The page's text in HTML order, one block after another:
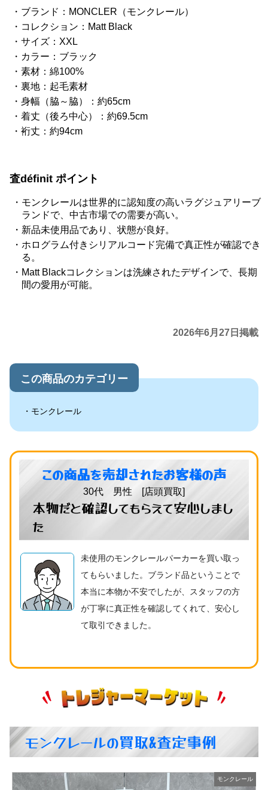
ブランド：MONCLER（モンクレール）
コレクション：Matt Black
サイズ：XXL
カラー：ブラック
素材：綿100%
裏地：起毛素材
身幅（脇～脇）：約65cm
着丈（後ろ中心）：約69.5cm
裄丈：約94cm
査définit ポイント
モンクレールは世界的に認知度の高いラグジュアリーブ
ランドで、中古市場での需要が高い。
新品未使用品であり、状態が良好。
ホログラム付きシリアルコード完備で真正性が確認でき
る。
Matt Blackコレクションは洗練されたデザインで、長期
間の愛用が可能。
2026年6月27日掲載
この商品のカテゴリー
モンクレール
この商品を売却されたお客様の声
30代 男性 [店頭買取]
本物だと確認してもらえて安心しまし
た
未使用のモンクレールパーカーを買い取っ
てもらいました。ブランド品ということで
本当に本物か不安でしたが、スタッフの方
が丁寧に真正性を確認してくれて、安心し
て取引できました。
モンクレールの買取&査定事例
モンクレール